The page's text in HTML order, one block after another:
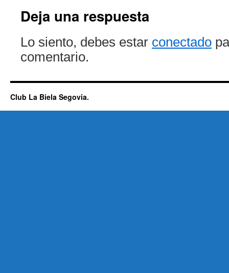
Deja una respuesta
Lo siento, debes estar conectado
comentario.
Club La Biela Segovia.